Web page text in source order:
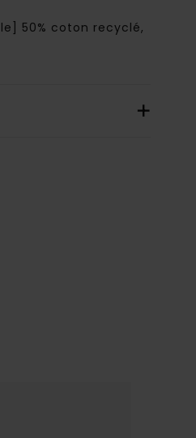
50% coton recyclé,